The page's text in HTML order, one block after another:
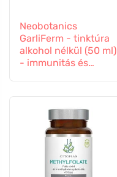
Neobotanics
GarliFerm - tinktúra
alkohol nélkül (50 ml)
- immunitás és